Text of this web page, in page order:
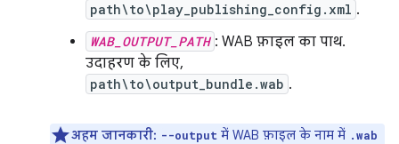
path\to\play_publishing_config.xml .
WAB_OUTPUT_PATH : WAB फ़ाइल का पाथ.
उदाहरण के लिए,
path\to\output_bundle.wab .
अहम जानकारी: --output में WAB फ़ाइल के नाम में .wab